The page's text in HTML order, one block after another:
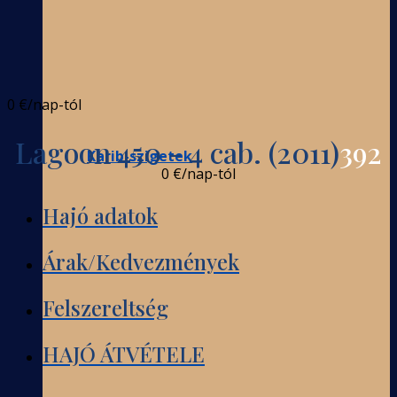
Karib-szigetek
0 €/nap-tól
Lagoon 450 - 4 cab. (2011)392
0 €/nap-tól
Hajó adatok
Árak/Kedvezmények
Felszereltség
HAJÓ ÁTVÉTELE